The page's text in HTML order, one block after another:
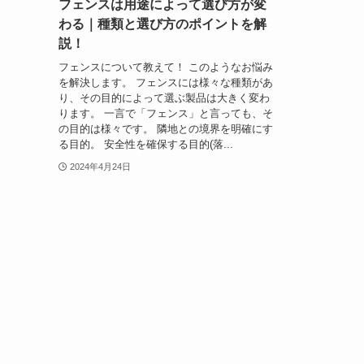
フェンスは用途によって選び方が変
わる｜種類と選び方のポイントを解
説！
フェンスについて教えて！ このようなお悩み
を解決します。 フェンスには様々な種類があ
り、その目的によって選ぶ製品は大きく変わ
ります。 一言で「フェンス」と言っても、そ
の目的は様々です。 隣地との境界を明確にす
る目的。 安全性を確保する目的(落...
2024年4月24日